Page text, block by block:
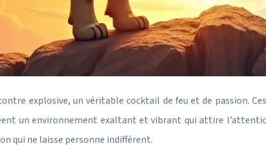
explosive, un véritable cocktail de feu et de passion.
un environnement exaltant et vibrant qui attire
qui ne laisse personne indifférent.